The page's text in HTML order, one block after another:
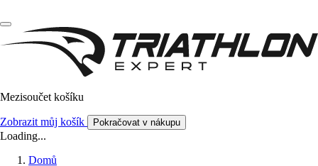
Mezisoučet košíku
Zobrazit můj košík Pokračovat v nákupu
Loading...
Domů